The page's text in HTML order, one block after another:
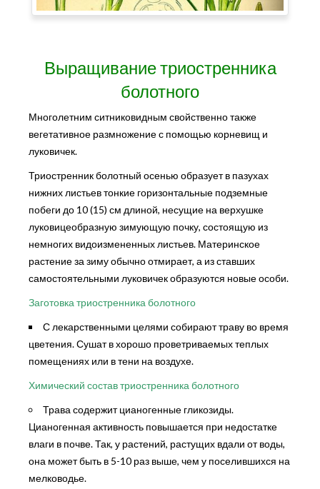
Выращивание триостренника
болотного
Многолетним ситниковидным свойственно также
вегетативное размножение с помощью корневищ и
луковичек.
Триостренник болотный осенью образует в пазухах
нижних листьев тонкие горизонтальные подземные
побеги до 10 (15) см длиной, несущие на верхушке
луковицеобразную зимующую почку, состоящую из
немногих видоизмененных листьев. Материнское
растение за зиму обычно отмирает, а из ставших
самостоятельными луковичек образуются новые особи.
Заготовка триостренника болотного
С лекарственными целями собирают траву во время
цветения. Сушат в хорошо проветриваемых теплых
помещениях или в тени на воздухе.
Химический состав триостренника болотного
Трава содержит цианогенные гликозиды.
Цианогенная активность повышается при недостатке
влаги в почве. Так, у растений, растущих вдали от воды,
она может быть в 5-10 раз выше, чем у поселившихся на
мелководье.